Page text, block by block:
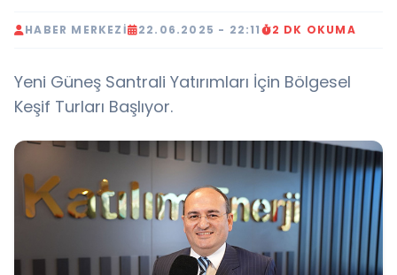
HABER MERKEZI 22.06.2025 - 22:11 2 DK OKUMA
Yeni Güneş Santrali Yatırımları İçin Bölgesel
Keşif Turları Başlıyor.